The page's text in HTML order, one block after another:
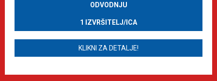
ODVODNJU
1 IZVRŠITELJ/ICA
KLIKNI ZA DETALJE!